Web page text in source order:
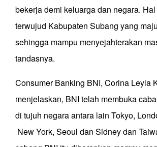
bekerja demi keluarga dan negara.
terwujud Kabupaten Subang yang
sehingga mampu menyejahterakan
tandasnya.
Consumer Banking BNI, Corina Leyla
menjelaskan, BNI telah membuka
di tujuh negara antara lain Tokyo,
New York, Seoul dan Sidney dan